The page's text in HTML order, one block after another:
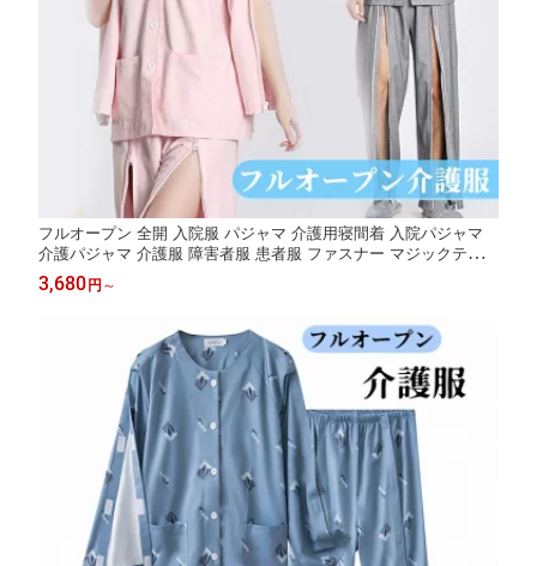
フルオープン 全開 入院服 パジャマ 介護用寝間着 入院パジャマ
介護パジャマ 介護服 障害者服 患者服 ファスナー マジックテープ
上下セット 綿 介護用品 春秋 レディース メンズ 高齢者 長袖 骨折
薄手 寝たきり 術後 看護 介護 入院
3,680円 ～